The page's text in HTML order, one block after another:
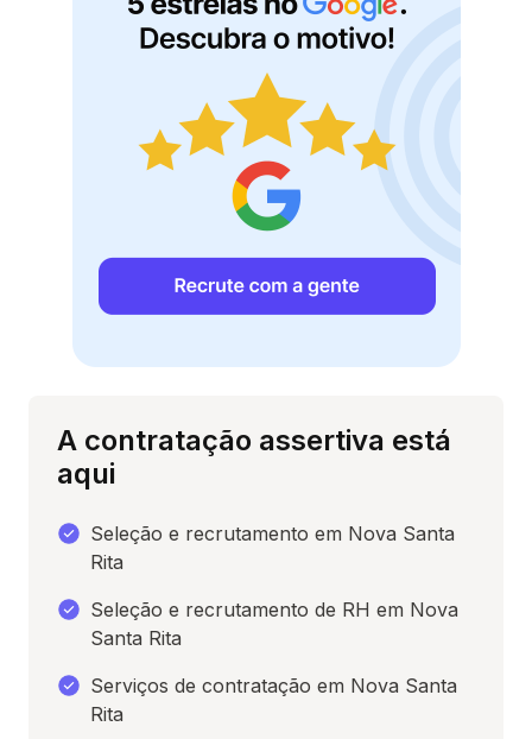
A contratação assertiva está
aqui
Seleção e recrutamento em Nova Santa
Rita
Seleção e recrutamento de RH em Nova
Santa Rita
Serviços de contratação em Nova Santa
Rita